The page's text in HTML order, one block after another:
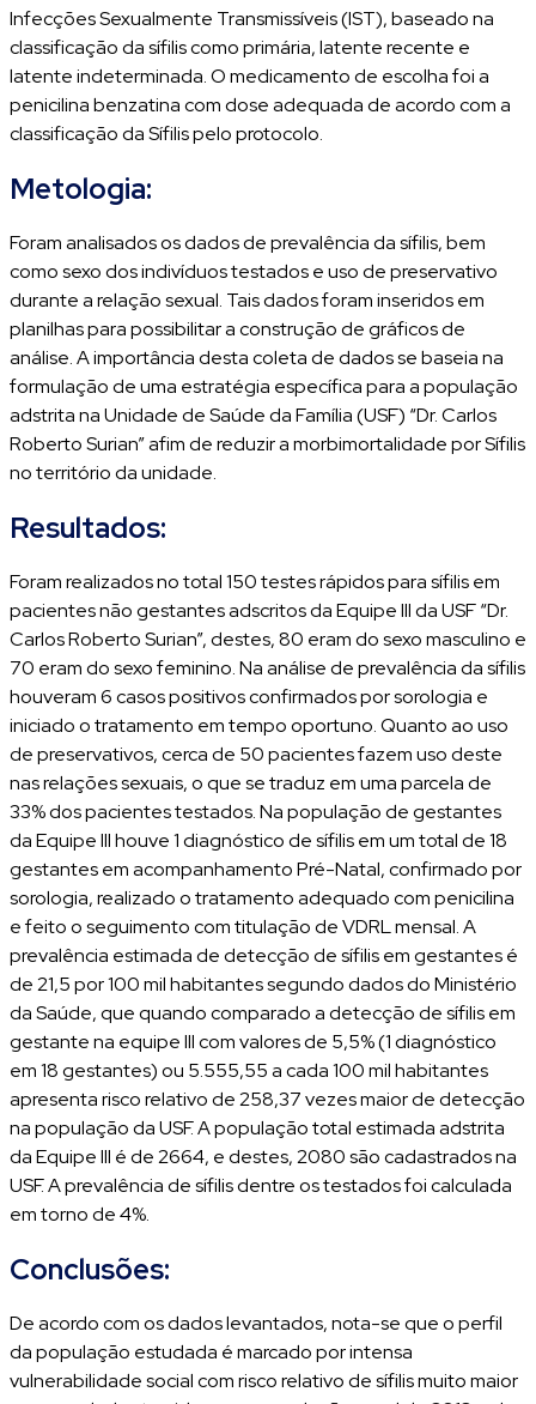
Infecções Sexualmente Transmissíveis (IST), baseado na
classificação da sífilis como primária, latente recente e
latente indeterminada. O medicamento de escolha foi a
penicilina benzatina com dose adequada de acordo com a
classificação da Sífilis pelo protocolo.
Metologia:
Foram analisados os dados de prevalência da sífilis, bem
como sexo dos indivíduos testados e uso de preservativo
durante a relação sexual. Tais dados foram inseridos em
planilhas para possibilitar a construção de gráficos de
análise. A importância desta coleta de dados se baseia na
formulação de uma estratégia específica para a população
adstrita na Unidade de Saúde da Família (USF) “Dr. Carlos
Roberto Surian” afim de reduzir a morbimortalidade por Sífilis
no território da unidade.
Resultados:
Foram realizados no total 150 testes rápidos para sífilis em
pacientes não gestantes adscritos da Equipe III da USF “Dr.
Carlos Roberto Surian”, destes, 80 eram do sexo masculino e
70 eram do sexo feminino. Na análise de prevalência da sífilis
houveram 6 casos positivos confirmados por sorologia e
iniciado o tratamento em tempo oportuno. Quanto ao uso
de preservativos, cerca de 50 pacientes fazem uso deste
nas relações sexuais, o que se traduz em uma parcela de
33% dos pacientes testados. Na população de gestantes
da Equipe III houve 1 diagnóstico de sífilis em um total de 18
gestantes em acompanhamento Pré-Natal, confirmado por
sorologia, realizado o tratamento adequado com penicilina
e feito o seguimento com titulação de VDRL mensal. A
prevalência estimada de detecção de sífilis em gestantes é
de 21,5 por 100 mil habitantes segundo dados do Ministério
da Saúde, que quando comparado a detecção de sífilis em
gestante na equipe III com valores de 5,5% (1 diagnóstico
em 18 gestantes) ou 5.555,55 a cada 100 mil habitantes
apresenta risco relativo de 258,37 vezes maior de detecção
na população da USF. A população total estimada adstrita
da Equipe III é de 2664, e destes, 2080 são cadastrados na
USF. A prevalência de sífilis dentre os testados foi calculada
em torno de 4%.
Conclusões:
De acordo com os dados levantados, nota-se que o perfil
da população estudada é marcado por intensa
vulnerabilidade social com risco relativo de sífilis muito maior